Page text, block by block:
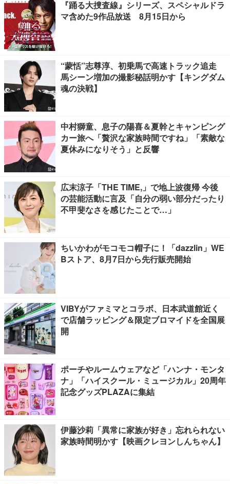
『踊る大捜査線』シリーズ、スペシャルドラ
マ含めた9作品放送 8月15日から
“蒙恬”志尊淳、初乗馬で高速トラック追走
馬シーン増加の撮影秘話明かす【キングダム
魂の決戦】
中村獅童、息子の陽喜＆夏幹とキャンピング
カー旅へ「贅沢な家族時間ですね」「素敵な
夏休みになりそう」と反響
広末涼子「THE TIME,」で地上波復帰 今後
の芸能活動に言及「自分の弱い部分だったり
不甲斐なさを感じたことで…」
ちいかわがモコモコ帽子に！「dazzlin」WE
Bストア、8月7日から先行販売開始
VIBYがファミマとコラボ、日本武道館近く
で店舗ラッピング＆限定ブロマイドを全国展
開
ポーチやルームウェアなど「ハンナ・モンタ
ナ」「ハイスクール・ミュージカル」20周年
記念グッズPLAZAに集結
伊藤沙莉「異常に家族が好き」忘れられない
家族時間明かす【映画クレヨンしんちゃん】